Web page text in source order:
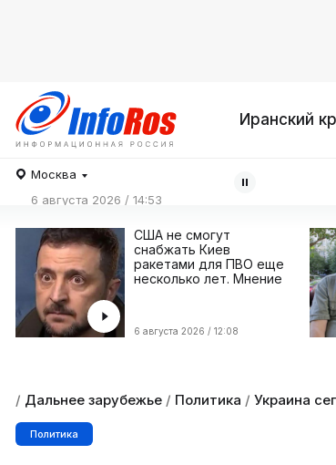
Иранский
Москва
6 августа 2026 / 14:53
США не смогут
снабжать Киев
ракетами для ПВО еще
несколько лет. Мнение
6 августа 2026 / 12:08
/ Дальнее зарубежье / Политика / Украина
Политика